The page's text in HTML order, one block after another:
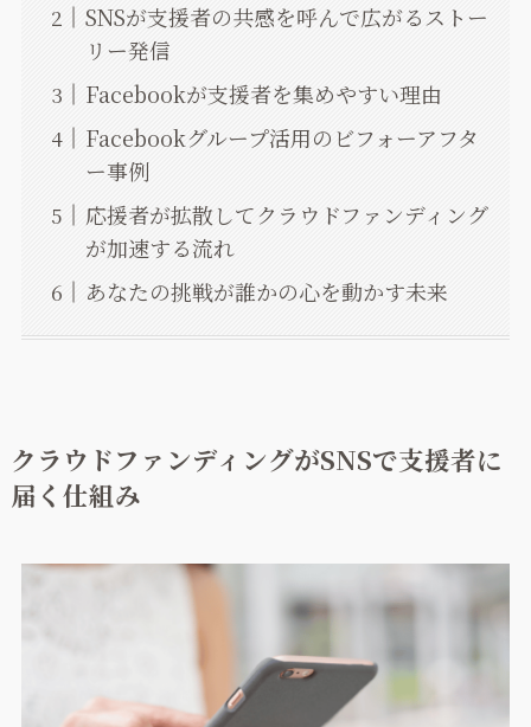
SNSが支援者の共感を呼んで広がるストー
リー発信
Facebookが支援者を集めやすい理由
Facebookグループ活用のビフォーアフタ
ー事例
応援者が拡散してクラウドファンディング
が加速する流れ
あなたの挑戦が誰かの心を動かす未来
クラウドファンディングがSNSで支援者に
届く仕組み